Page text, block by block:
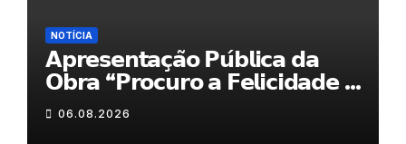
NOTÍCIA
𝗔𝗽𝗿𝗲𝘀𝗲𝗻𝘁𝗮𝗰̧𝗮̃𝗼 𝗣𝘂́𝗯𝗹𝗶𝗰𝗮 𝗱𝗮
𝗢𝗯𝗿𝗮 “𝗣𝗿𝗼𝗰𝘂𝗿𝗼 𝗮 𝗙𝗲𝗹𝗶𝗰𝗶𝗱𝗮𝗱𝗲 𝗲
𝗲𝗹𝗮 𝗺𝗼𝗿𝗮 𝗰𝗼𝗺𝗶𝗴𝗼”
06.08.2026